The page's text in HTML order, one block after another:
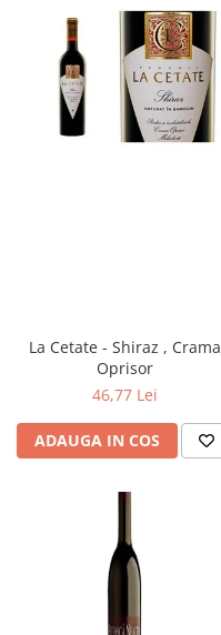
La Cetate - Shiraz , Crama
Oprisor
46,77 Lei
ADAUGA IN COS